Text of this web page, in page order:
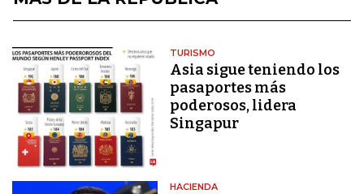
TURISMO
Asia sigue teniendo los
pasaportes más
poderosos, lidera
Singapur
HACIENDA